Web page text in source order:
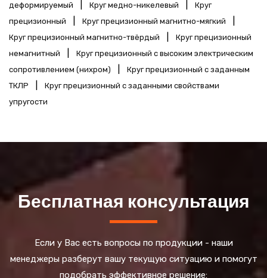
деформируемый
Круг медно-никелевый
Круг
прецизионный
Круг прецизионный магнитно-мягкий
Круг прецизионный магнитно-твёрдый
Круг прецизионный
немагнитный
Круг прецизионный с высоким электрическим
сопротивлением (нихром)
Круг прецизионный с заданным
ТКЛР
Круг прецизионный с заданными свойствами
упругости
Бесплатная консультация
Если у Вас есть вопросы по продукции - наши
менеджеры разберут вашу текущую ситуацию и помогут
подобрать эффективное решение: